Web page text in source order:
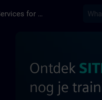
Training Services for Digital Industries
Ontwikkel uw